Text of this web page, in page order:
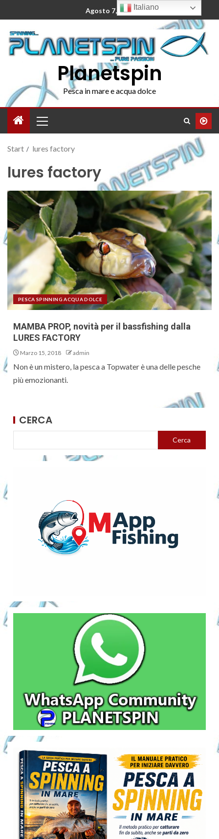
Agosto 7, 2026
Planetspin
Pesca in mare e acqua dolce
Start lures factory
lures factory
PESCA SPINNING ACQUA DOLCE
MAMBA PROP, novità per il bassfishing dalla
LURES FACTORY
Marzo 15, 2018 admin
Non è un mistero, la pesca a Topwater è una delle pesche
più emozionanti.
CERCA
Cerca
Italiano